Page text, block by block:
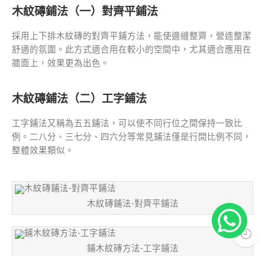
木紋磚鋪法（一）對齊平鋪法
採用上下排木紋磚的對齊平鋪方法，能使邊縫整齊，營造整潔
舒適的氛圍。此方式適合用在較小的空間中，尤其適合應用在
牆面上，效果更為出色。
木紋磚鋪法（二）工字鋪法
工字鋪法又稱為五五鋪法，可以使不同行位之間保持一致比
例。二八分、三七分、四六分等常見鋪法僅是行間比例不同，
整體效果類似。
木紋磚鋪法-對齊平鋪法
鋪木紋磚方法-工字鋪法